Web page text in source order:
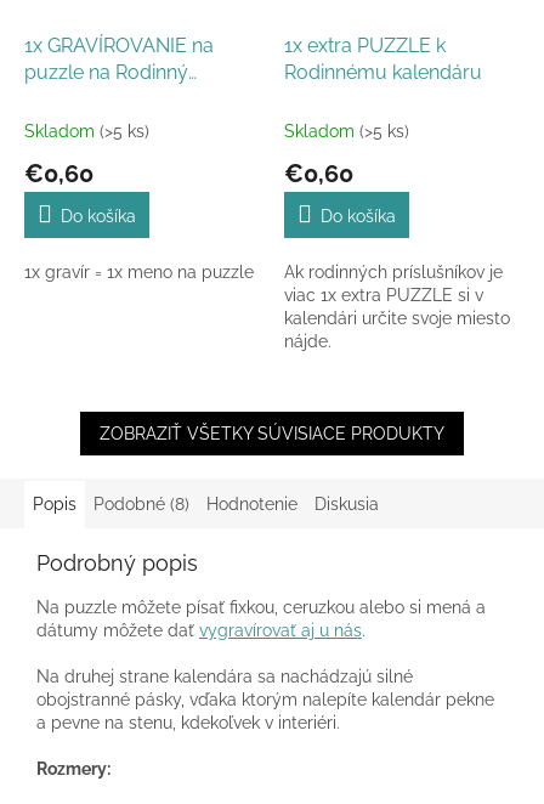
1x GRAVÍROVANIE na
puzzle na Rodinný
Skladom (>5 ks)
€0,60
Do košíka
1x gravír = 1x meno na puzzle
1x extra PUZZLE k
Rodinnému kalendáru
Skladom (>5 ks)
€0,60
Do košíka
Ak rodinných príslušníkov je
viac 1x extra PUZZLE si v
kalendári určite svoje miesto
nájde.
ZOBRAZIŤ VŠETKY SÚVISIACE PRODUKTY
Popis Podobné (8) Hodnotenie Diskusia
Podrobný popis
Na puzzle môžete písať fixkou, ceruzkou alebo si mená a
dátumy môžete dať vygravírovať aj u nás.
Na druhej strane kalendára sa nachádzajú silné
obojstranné pásky, vďaka ktorým nalepíte kalendár pekne
a pevne na stenu, kdekoľvek v interiéri.
Rozmery: